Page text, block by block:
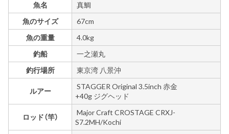
魚名
真鯛
魚のサイズ
67cm
魚の重量
4.0kg
釣船
一之瀬丸
釣行場所
東京湾 八景沖
ルアー
STAGGER Original 3.5inch 赤金
+40g ジグヘッド
ロッド（竿）
Major Craft CROSTAGE CRXJ-
S7.2MH/Kochi